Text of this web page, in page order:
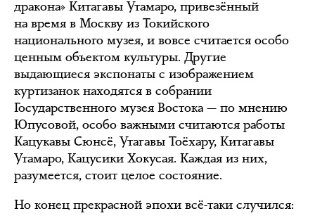
дракона» Китагавы Утамаро, привезённый
на время в Москву из Токийского
национального музея, и вовсе считается особо
ценным объектом культуры. Другие
выдающиеся экспонаты с изображением
куртизанок находятся в собрании
Государственного музея Востока — по мнению
Юпусовой, особо важными считаются работы
Кацукавы Сюнсё, Утагавы Тоёхару, Китагавы
Утамаро, Кацусики Хокусая. Каждая из них,
разумеется, стоит целое состояние.
Но конец прекрасной эпохи всё-таки случился: